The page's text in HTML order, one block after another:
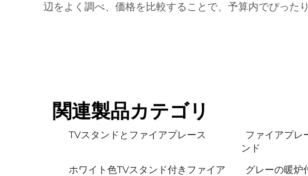
辺をよく調べ、価格を比較することで、予算内でぴった
関連製品カテゴリ
TVスタンドとファイアプレース
ファイアプレ
ンド
ホワイト色TVスタンド付きファイア
グレーの暖炉